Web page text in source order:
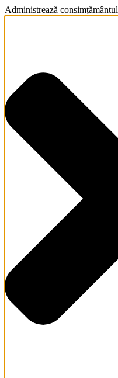
Administrează consimțământul